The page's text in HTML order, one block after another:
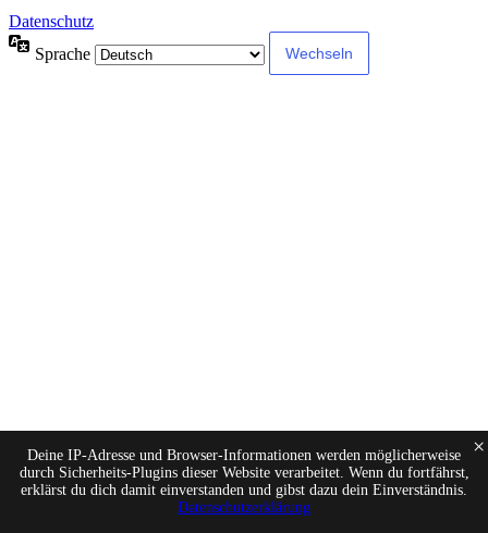
Datenschutz
Sprache
Deine IP-Adresse und Browser-Informationen werden möglicherweise
durch Sicherheits-Plugins dieser Website verarbeitet. Wenn du fortfährst,
erklärst du dich damit einverstanden und gibst dazu dein Einverständnis.
Datenschutzerklärung
×